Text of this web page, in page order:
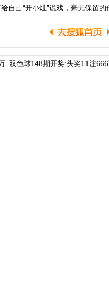
自己“开小灶”说戏，毫无保留的
双色球148期开奖:头奖11注